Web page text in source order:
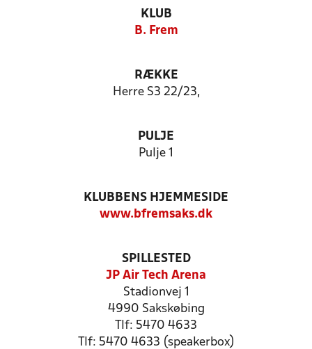
KLUB
B. Frem
RÆKKE
Herre S3 22/23,
PULJE
Pulje 1
KLUBBENS HJEMMESIDE
www.bfremsaks.dk
SPILLESTED
JP Air Tech Arena
Stadionvej 1
4990 Sakskøbing
Tlf: 5470 4633
Tlf: 5470 4633 (speakerbox)